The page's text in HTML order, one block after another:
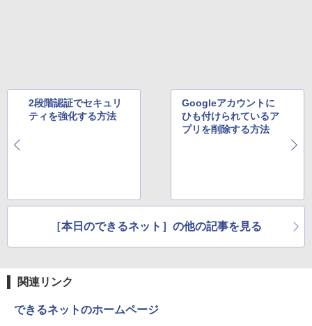
2段階認証でセキュリ
ティを強化する方法
Googleアカウントに
ひも付けられているア
プリを削除する方法
［本日のできるネット］の他の記事を見る
関連リンク
できるネットのホームページ